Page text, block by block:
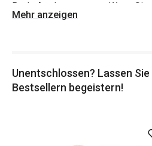
Backofenthermometer. Wenn Sie
Sektgönnen wollen, sollten Sie
gerade recht.
Mehr anzeigen
Unentschlossen? Lassen
Bestsellern begeistern!